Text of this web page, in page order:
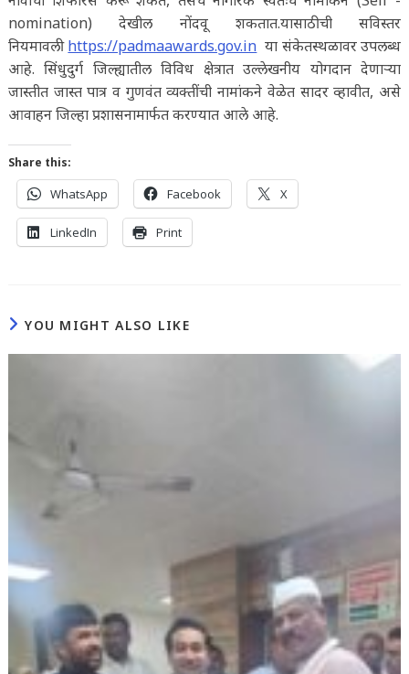
nomination) देखील नोंदवू शकतात.यासाठीची सविस्तर
नियमावलीhttps://padmaawards.gov.in या संकेतस्थळावर उपलब्ध
आहे. सिंधुदुर्ग जिल्ह्यातील विविध क्षेत्रात उल्लेखनीय योगदान देणाऱ्या
जास्तीत जास्त पात्र व गुणवंत व्यक्तींची नामांकने वेळेत सादर व्हावीत, असे
आवाहन जिल्हा प्रशासनामार्फत करण्यात आले आहे.
Share this:
WhatsApp Facebook X
LinkedIn Print
YOU MIGHT ALSO LIKE